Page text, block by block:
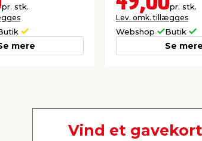
pr. stk.
mere
pr. stk.
Lev. omk. tillægges
Webshop Butik
Se mere
Vind et